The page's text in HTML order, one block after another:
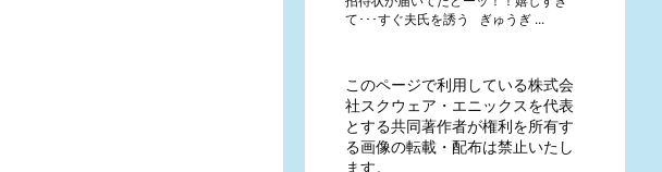
て･･･すぐ夫氏を誘う ぎゅうぎ ...
このページで利用している株式会
社スクウェア・エニックスを代表
とする共同著作者が権利を所有す
る画像の転載・配布は禁止いたし
ます。